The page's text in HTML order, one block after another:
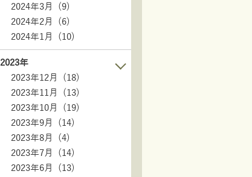
2024年3月 (9)
2024年2月 (6)
2024年1月 (10)
2023年
2023年12月 (18)
2023年11月 (13)
2023年10月 (19)
2023年9月 (14)
2023年8月 (4)
2023年7月 (14)
2023年6月 (13)